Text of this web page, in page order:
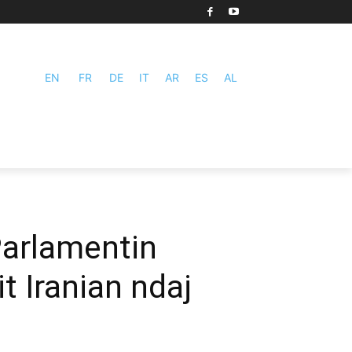
EN FR DE IT AR ES AL
Iranian ndaj